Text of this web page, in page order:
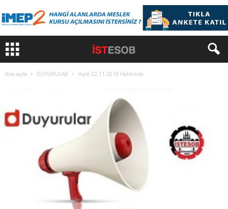
Ana sayfa DUYURULAR İhale 22.11.2018 Hakkında